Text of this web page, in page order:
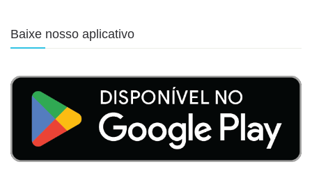
Baixe nosso aplicativo